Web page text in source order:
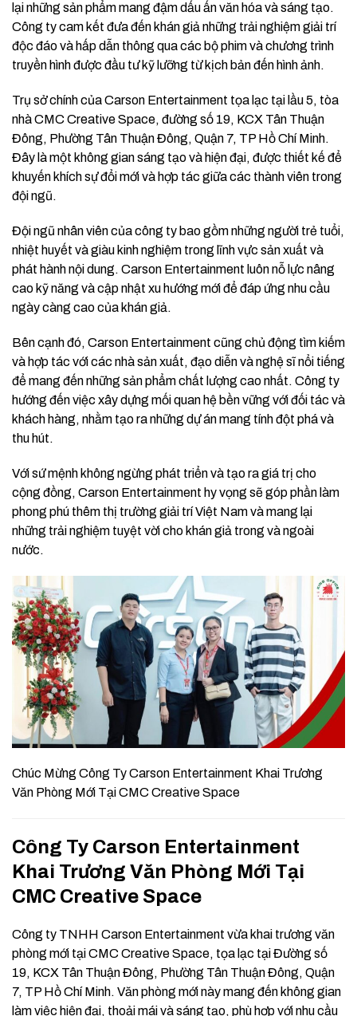
lại những sản phẩm mang đậm dấu ấn văn hóa và sáng tạo.
Công ty cam kết đưa đến khán giả những trải nghiệm giải trí
độc đáo và hấp dẫn thông qua các bộ phim và chương trình
truyền hình được đầu tư kỹ lưỡng từ kịch bản đến hình ảnh.
Trụ sở chính của Carson Entertainment tọa lạc tại lầu 5, tòa
nhà CMC Creative Space, đường số 19, KCX Tân Thuận
Đông, Phường Tân Thuận Đông, Quận 7, TP Hồ Chí Minh.
Đây là một không gian sáng tạo và hiện đại, được thiết kế để
khuyến khích sự đổi mới và hợp tác giữa các thành viên trong
đội ngũ.
Đội ngũ nhân viên của công ty bao gồm những người trẻ tuổi,
nhiệt huyết và giàu kinh nghiệm trong lĩnh vực sản xuất và
phát hành nội dung. Carson Entertainment luôn nỗ lực nâng
cao kỹ năng và cập nhật xu hướng mới để đáp ứng nhu cầu
ngày càng cao của khán giả.
Bên cạnh đó, Carson Entertainment cũng chủ động tìm kiếm
và hợp tác với các nhà sản xuất, đạo diễn và nghệ sĩ nổi tiếng
để mang đến những sản phẩm chất lượng cao nhất. Công ty
hướng đến việc xây dựng mối quan hệ bền vững với đối tác và
khách hàng, nhằm tạo ra những dự án mang tính đột phá và
thu hút.
Với sứ mệnh không ngừng phát triển và tạo ra giá trị cho
cộng đồng, Carson Entertainment hy vọng sẽ góp phần làm
phong phú thêm thị trường giải trí Việt Nam và mang lại
những trải nghiệm tuyệt vời cho khán giả trong và ngoài
nước.
Chúc Mừng Công Ty Carson Entertainment Khai Trương
Văn Phòng Mới Tại CMC Creative Space
Công Ty Carson Entertainment
Khai Trương Văn Phòng Mới Tại
CMC Creative Space
Công ty TNHH Carson Entertainment vừa khai trương văn
phòng mới tại CMC Creative Space, tọa lạc tại Đường số
19, KCX Tân Thuận Đông, Phường Tân Thuận Đông, Quận
7, TP Hồ Chí Minh. Văn phòng mới này mang đến không gian
làm việc hiện đại, thoải mái và sáng tạo, phù hợp với nhu cầu